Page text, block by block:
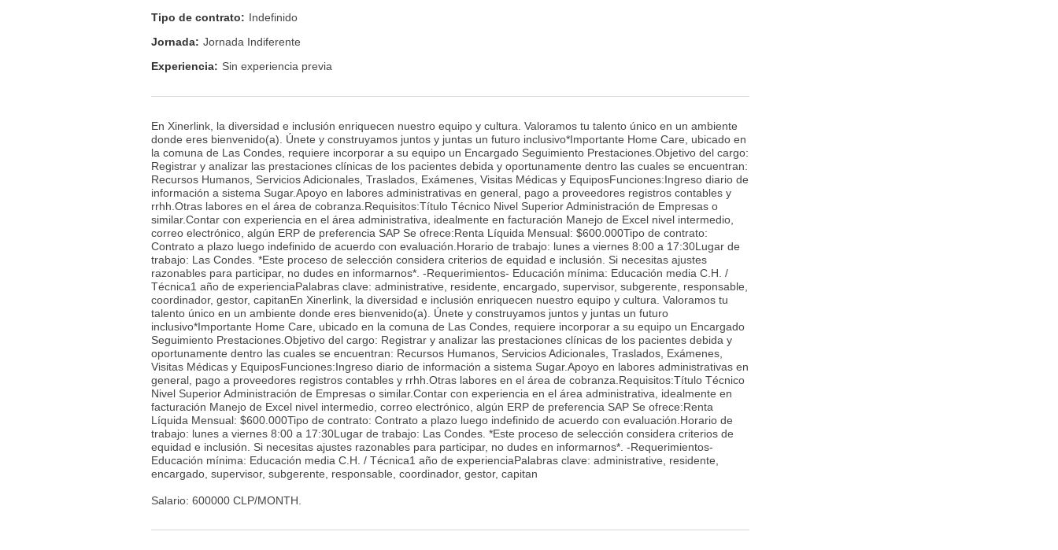
Tipo de contrato: Indefinido
Jornada: Jornada Indiferente
Experiencia: Sin experiencia previa
En Xinerlink, la diversidad e inclusión enriquecen nuestro equipo y cultura. Valoramos tu talento único en un ambiente
donde eres bienvenido(a). Únete y construyamos juntos y juntas un futuro inclusivo*Importante Home Care, ubicado en
la comuna de Las Condes, requiere incorporar a su equipo un Encargado Seguimiento Prestaciones.Objetivo del cargo:
Registrar y analizar las prestaciones clínicas de los pacientes debida y oportunamente dentro las cuales se encuentran:
Recursos Humanos, Servicios Adicionales, Traslados, Exámenes, Visitas Médicas y EquiposFunciones:Ingreso diario de
información a sistema Sugar.Apoyo en labores administrativas en general, pago a proveedores registros contables y
rrhh.Otras labores en el área de cobranza.Requisitos:Título Técnico Nivel Superior Administración de Empresas o
similar.Contar con experiencia en el área administrativa, idealmente en facturación Manejo de Excel nivel intermedio,
correo electrónico, algún ERP de preferencia SAP Se ofrece:Renta Líquida Mensual: $600.000Tipo de contrato:
Contrato a plazo luego indefinido de acuerdo con evaluación.Horario de trabajo: lunes a viernes 8:00 a 17:30Lugar de
trabajo: Las Condes. *Este proceso de selección considera criterios de equidad e inclusión. Si necesitas ajustes
razonables para participar, no dudes en informarnos*. -Requerimientos- Educación mínima: Educación media C.H. /
Técnica1 año de experienciaPalabras clave: administrative, residente, encargado, supervisor, subgerente, responsable,
coordinador, gestor, capitanEn Xinerlink, la diversidad e inclusión enriquecen nuestro equipo y cultura. Valoramos tu
talento único en un ambiente donde eres bienvenido(a). Únete y construyamos juntos y juntas un futuro
inclusivo*Importante Home Care, ubicado en la comuna de Las Condes, requiere incorporar a su equipo un Encargado
Seguimiento Prestaciones.Objetivo del cargo: Registrar y analizar las prestaciones clínicas de los pacientes debida y
oportunamente dentro las cuales se encuentran: Recursos Humanos, Servicios Adicionales, Traslados, Exámenes,
Visitas Médicas y EquiposFunciones:Ingreso diario de información a sistema Sugar.Apoyo en labores administrativas en
general, pago a proveedores registros contables y rrhh.Otras labores en el área de cobranza.Requisitos:Título Técnico
Nivel Superior Administración de Empresas o similar.Contar con experiencia en el área administrativa, idealmente en
facturación Manejo de Excel nivel intermedio, correo electrónico, algún ERP de preferencia SAP Se ofrece:Renta
Líquida Mensual: $600.000Tipo de contrato: Contrato a plazo luego indefinido de acuerdo con evaluación.Horario de
trabajo: lunes a viernes 8:00 a 17:30Lugar de trabajo: Las Condes. *Este proceso de selección considera criterios de
equidad e inclusión. Si necesitas ajustes razonables para participar, no dudes en informarnos*. -Requerimientos-
Educación mínima: Educación media C.H. / Técnica1 año de experienciaPalabras clave: administrative, residente,
encargado, supervisor, subgerente, responsable, coordinador, gestor, capitan
Salario: 600000 CLP/MONTH.